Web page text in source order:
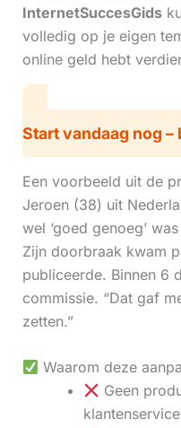
InternetSuccesGids
volledig op je eigen
online geld hebt
Start vandaag nog –
Een voorbeeld uit de
Jeroen (38) uit
wel ‘goed genoeg’
Zijn doorbraak kwam
publiceerde. Binnen 6
commissie. “Dat gaf
zetten.”
Waarom deze
Geen
klantenservice